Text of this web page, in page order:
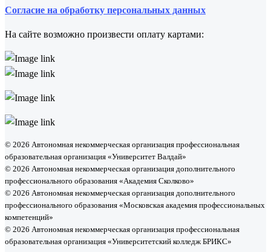
Согласие на обработку персональных данных
На сайте возможно произвести оплату картами:
© 2026 Автономная некоммерческая организация профессиональная
образовательная организация «Университет Валдай»
© 2026 Автономная некоммерческая организация дополнительного
профессионального образования «Академия Сколково»
© 2026 Автономная некоммерческая организация дополнительного
профессионального образования «Московская академия профессиональных
компетенций»
© 2026 Автономная некоммерческая организация профессиональная
образовательная организация «Университетский колледж БРИКС»